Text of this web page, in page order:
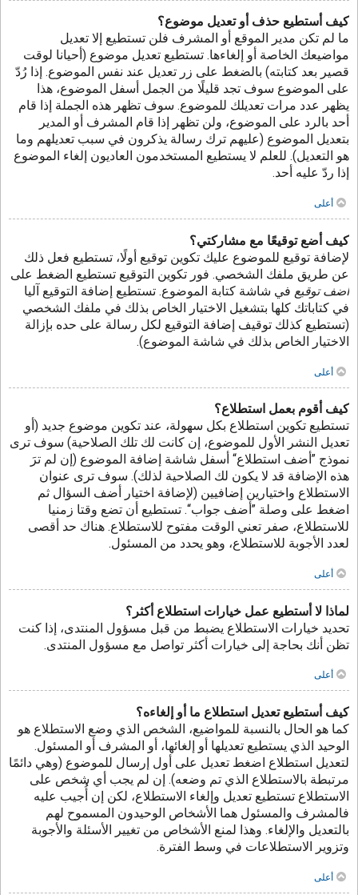
كيف أستطيع حذف أو تعديل موضوع؟
ما لم تكن مدير الموقع أو المشرف فلن تستطيع إلا تعديل
مواضيعك الخاصة أو إلغاءها. تستطيع تعديل موضوع (أحيانا لوقت
قصير بعد كتابته) بالضغط على زر تعديل عند نفس الموضوع. إذا رُدّ
على الموضوع سوف تجد قليلًا من الجمل أسفل الموضوع، هذا
يظهر عدد مرات تعديلك للموضوع. سوف تظهر هذه الجملة إذا قام
أحد بالرد على الموضوع، ولن تظهر إذا قام المشرف أو المدير
بتعديل الموضوع (عليهم ترك رسالة يذكرون في سبب تعديلهم وما
هو التعديل). للعلم لا يستطيع المستخدمون العاديون إلغاء الموضوع
إذا ردّ عليه أحد.
أعلى
كيف أضع توقيعًا مع مشاركتي؟
لإضافة توقيع للموضوع عليك تكوين توقيع أولًا، تستطيع فعل ذلك
عن طريق ملفك الشخصي. فور تكوين التوقيع تستطيع الضغط على
أضف توقيع في شاشة كتابة الموضوع. تستطيع إضافة التوقيع آليا
في كتاباتك كلها بتشغيل الاختيار الخاص بذلك في ملفك الشخصي
(تستطيع كذلك توقيف إضافة التوقيع لكل رسالة على حده بإزالة
الاختيار الخاص بذلك في شاشة الموضوع).
أعلى
كيف أقوم بعمل استطلاع؟
تستطيع تكوين استطلاع بكل سهولة، عند تكوين موضوع جديد (أو
تعديل النشر الأول للموضوع، إن كانت لك تلك الصلاحية) سوف ترى
نموذج ”أضف استطلاع“ أسفل شاشة إضافة الموضوع (إن لم ترَ
هذه الإضافة قد لا يكون لك الصلاحية لذلك). سوف ترى عنوان
الاستطلاع واختيارين إضافيين (لإضافة اختيار أضف السؤال ثم
اضغط على وصلة ”أضف جواب“. تستطيع أن تضع وقتا زمنيا
للاستطلاع، صفر تعني الوقت مفتوح للاستطلاع. هناك حد أقصى
لعدد الأجوبة للاستطلاع، وهو يحدد من المسئول.
أعلى
لماذا لا أستطيع عمل خيارات استطلاع أكثر؟
تحديد خيارات الاستطلاع يضبط من قبل مسؤول المنتدى، إذا كنت
تظن أنك بحاجة إلى خيارات أكثر تواصل مع مسؤول المنتدى.
أعلى
كيف أستطيع تعديل استطلاع ما أو إلغاءه؟
كما هو الحال بالنسبة للمواضيع، الشخص الذي وضع الاستطلاع هو
الوحيد الذي يستطيع تعديلها أو إلغائها، أو المشرف أو المسئول.
لتعديل استطلاع اضغط تعديل على أول إرسال للموضوع (وهي دائمًا
مرتبطة بالاستطلاع الذي تم وضعه). إن لم يجب أي شخص على
الاستطلاع تستطيع تعديل وإلغاء الاستطلاع، لكن إن أُجيب عليه
فالمشرف والمسئول هما الأشخاص الوحيدون المسموح لهم
بالتعديل والإلغاء. وهذا لمنع الأشخاص من تغيير الأسئلة والأجوبة
وتزوير الاستطلاعات في وسط الفترة.
أعلى